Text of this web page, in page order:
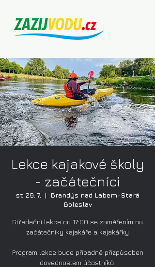
Lekce kajakové školy
- začátečníci
st 29. 7.
  |
Brandýs nad Labem-Stará
Boleslav
Středeční lekce od 17:00 se zaměřením na
začátečníky kajakáře a kajakářky
Program lekce bude případně přizpůsoben
dovednostem účastníků.